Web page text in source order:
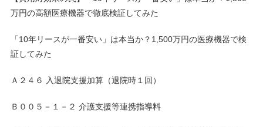
万円の高額医療機器で徹底検証してみた
「10年リースが一番安い」は本当か？1,500万円の医療機器で検
証してみた
Ａ２４６ 入退院支援加算（退院時１回）
Ｂ００５－１－２ 介護支援等連携指導料